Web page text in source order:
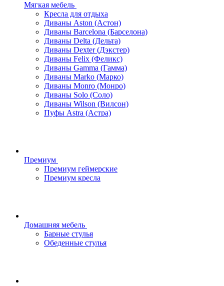
Мягкая мебель
Кресла для отдыха
Диваны Aston (Астон)
Диваны Barcelona (Барселона)
Диваны Delta (Дельта)
Диваны Dexter (Дэкстер)
Диваны Felix (Феликс)
Диваны Gamma (Гамма)
Диваны Marko (Марко)
Диваны Monro (Монро)
Диваны Solo (Соло)
Диваны Wilson (Вилсон)
Пуфы Astra (Астра)
Премиум
Премиум геймерские
Премиум кресла
Домашняя мебель
Барные стулья
Обеденные стулья